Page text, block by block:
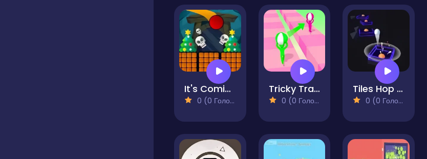
It's Coming Jump!
0 (0 Голосів)
Tricky Track 3D 2
0 (0 Голосів)
Tiles Hop Ball Music Game
0 (0 Голосів)